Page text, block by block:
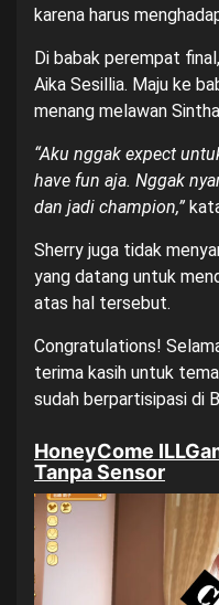
karena harus
Di babak perempat
Aika Sesillia. Maju ke
menang melawan
“Aku nggak expect
have fun aja. Nggak
dan jadi champion,”
Sherry juga tidak
yang datang untuk
atas hal tersebut.
Congratulations!
terima kasih untuk
sudah berpartisipasi di
HoneyCome
Tanpa Sensor